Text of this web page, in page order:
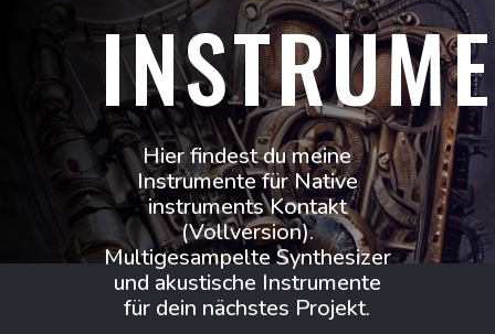
Hier findest du meine
Instrumente für Native
instruments Kontakt
(Vollversion).
Multigesampelte Synthesizer
und akustische Instrumente
für dein nächstes Projekt.